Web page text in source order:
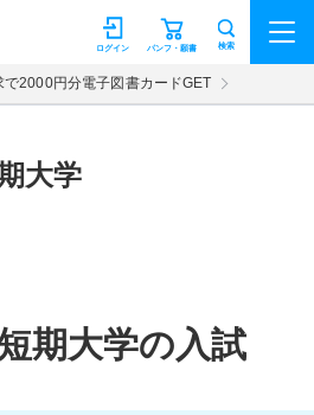
パンフ・願書
ログイン 検索
で2000円分電子図書カードGET
大学
期大学の入試